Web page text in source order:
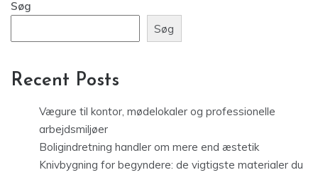
Søg
Søg
Recent Posts
Vægure til kontor, mødelokaler og professionelle
arbejdsmiljøer
Boligindretning handler om mere end æstetik
Knivbygning for begyndere: de vigtigste materialer du